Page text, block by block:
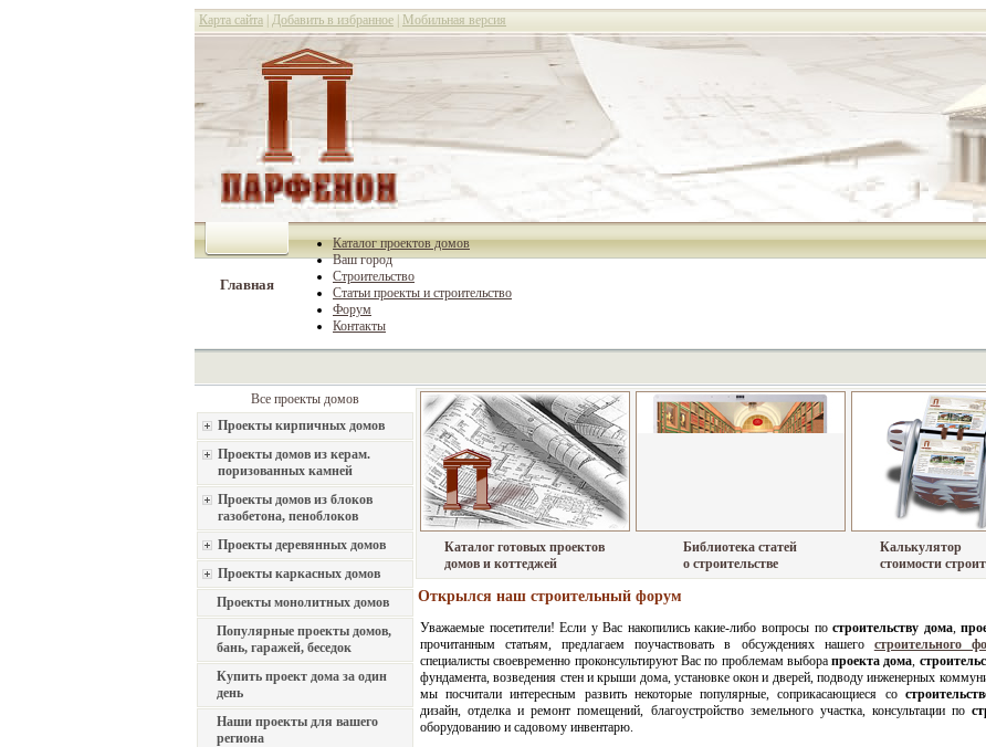
Карта сайта Добавить в избранное Мобильная версия
Главная
Каталог проектов домов
Ваш город
Строительство
Статьи проекты и строительство
Форум
Контакты
Все проекты домов
Проекты кирпичных домов
Проекты домов из керам.
поризованных камней
Проекты домов из блоков
газобетона, пеноблоков
Проекты деревянных домов
Проекты каркасных домов
Проекты монолитных домов
Популярные проекты домов,
бань, гаражей, беседок
Купить проект дома за один
день
Наши проекты для вашего
региона
Каталог готовых проектов
домов и коттеджей
Библиотека статей
о строительстве
Калькулятор
стоимости
Открылся наш строительный форум
Уважаемые посетители! Если у Вас накопились какие-либо вопросы построительству дома,
прочитанным статьям, предлагаем поучаствовать в обсуждениях нашего строительного
специалисты своевременно проконсультируют Вас по проблемам выборапроекта дома,
фундамента, возведения стен и крыши дома, установке окон и дверей, подводу инженерных
мы посчитали интересным развить некоторые популярные, соприкасающиеся со
дизайн, отделка и ремонт помещений, благоустройство земельного участка, консультации по
оборудованию и садовому инвентарю.